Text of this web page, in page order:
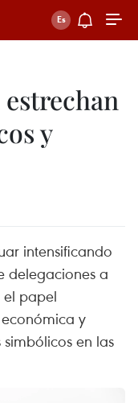
y
intensificando
delegaciones a
el papel
y
en las